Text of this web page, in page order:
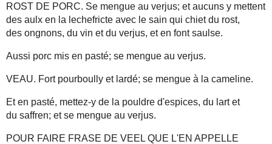
ROST DE PORC. Se mengue au verjus; et aucuns y mettent
des aulx en la lechefricte avec le sain qui chiet du rost,
des ongnons, du vin et du verjus, et en font saulse.
Aussi porc mis en pasté; se mengue au verjus.
VEAU. Fort pourboully et lardé; se mengue à la cameline.
Et en pasté, mettez-y de la pouldre d'espices, du lart et
du saffren; et se mengue au verjus.
POUR FAIRE FRASE DE VEEL QUE L'EN APPELLE